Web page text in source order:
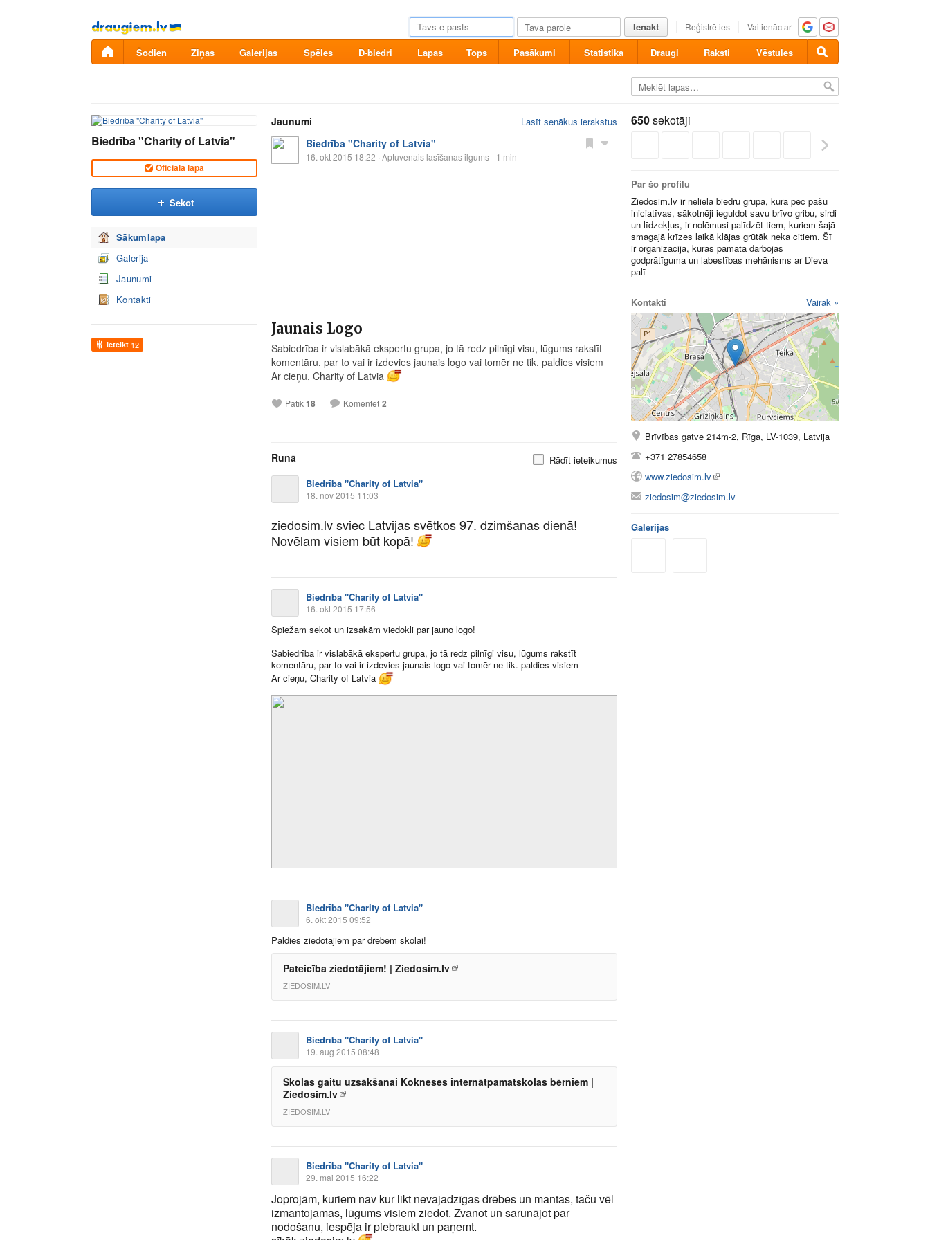
Pāriet
uz
saturu
Ienākt Reģistrēties Vai ienāc ar
Šodien Ziņas Galerijas Spēles D-biedri Lapas Tops Pasākumi Statistika Draugi Raksti Vēstules
Biedrība "Charity of Latvia"
Oficiālā lapa
Sekot
Sākumlapa
Galerija
Jaunumi
Kontakti
Ieteikt 12
Jaunumi Lasīt senākus ierakstus
Biedrība "Charity of Latvia"
16. okt 2015 18:22 · Aptuvenais lasīšanas ilgums - 1 min
Jaunais Logo
Sabiedrība ir vislabākā ekspertu grupa, jo tā redz pilnīgi visu, lūgums rakstīt
komentāru, par to vai ir izdevies jaunais logo vai tomēr ne tik. paldies visiem
Ar cieņu, Charity of Latvia
Patīk18 Komentēt 2
Runā
Rādīt ieteikumus
Biedrība "Charity of Latvia"
18. nov 2015 11:03
ziedosim.lvsviec Latvijas svētkos 97. dzimšanas dienā!
Novēlam visiem būt kopā!
Biedrība "Charity of Latvia"
16. okt 2015 17:56
Spiežam sekot un izsakām viedokli par jauno logo!
Sabiedrība ir vislabākā ekspertu grupa, jo tā redz pilnīgi visu, lūgums rakstīt
komentāru, par to vai ir izdevies jaunais logo vai tomēr ne tik. paldies visiem
Ar cieņu, Charity of Latvia
Biedrība "Charity of Latvia"
6. okt 2015 09:52
Paldies ziedotājiem par drēbēm skolai!
Pateicība ziedotājiem! | Ziedosim.lv
ZIEDOSIM.LV
Biedrība "Charity of Latvia"
19. aug 2015 08:48
Skolas gaitu uzsākšanai Kokneses internātpamatskolas bērniem |
Ziedosim.lv
ZIEDOSIM.LV
Biedrība "Charity of Latvia"
29. mai 2015 16:22
Joprojām, kuriem nav kur likt nevajadzīgas drēbes un mantas, taču vēl
izmantojamas, lūgums visiem ziedot. Zvanot un sarunājot par
nodošanu, iespēja ir piebraukt un paņemt.
650sekotāji
Par šo profilu
Ziedosim.lv ir neliela biedru grupa, kura pēc pašu
iniciatīvas, sākotnēji ieguldot savu brīvo gribu, sirdi
un līdzekļus, ir nolēmusi palīdzēt tiem, kuriem šajā
smagajā krīzes laikā klājas grūtāk neka citiem. Šī
ir organizācija, kuras pamatā darbojās
godprātīguma un labestības mehānisms ar Dieva
palī
Kontakti Vairāk »
Brīvības gatve 214m-2, Rīga, LV-1039, Latvija
+371 27854658
www.ziedosim.lv
ziedosim@ziedosim.lv
Galerijas